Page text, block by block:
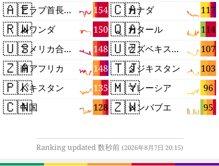
🇦🇪
154
アラブ首長国連邦
🇷🇼 150
ルワンダ
🇺🇸 148
アメリカ合衆国
🇿🇦 148
南アフリカ
🇵🇰 135
パキスタン
🇨🇳 128
中国
🇨🇦
117
カナダ
🇶🇦 114
カタール
🇺🇿 107
ウズベキスタン
🇹🇯 103
タジキスタン
🇲🇾 96
マレーシア
🇿🇼 95
ジンバブエ
Ranking updated 数秒前 (2026年8月7日 20:15)